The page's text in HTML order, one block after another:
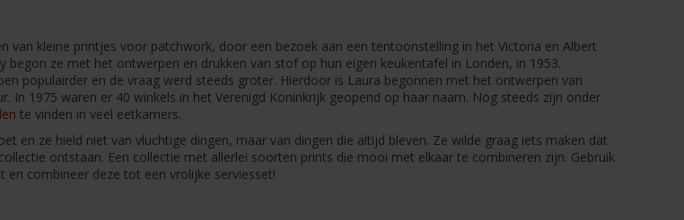
van kleine printjes voor patchwork, door een bezoek aan een tentoonstelling in het Victoria en Albert
begon ze met het ontwerpen en drukken van stof op hun eigen keukentafel in Londen, in 1953.
populairder en de vraag werd steeds groter. Hierdoor is Laura begonnen met het ontwerpen van
In 1975 waren er 40 winkels in het Verenigd Koninkrijk geopend op haar naam. Nog steeds zijn onder
te vinden in veel eetkamers.
en ze hield niet van vluchtige dingen, maar van dingen die altijd bleven. Ze wilde graag iets maken dat
ontstaan. Een collectie met allerlei soorten prints die mooi met elkaar te combineren zijn. Gebruik
combineer deze tot een vrolijke serviesset!